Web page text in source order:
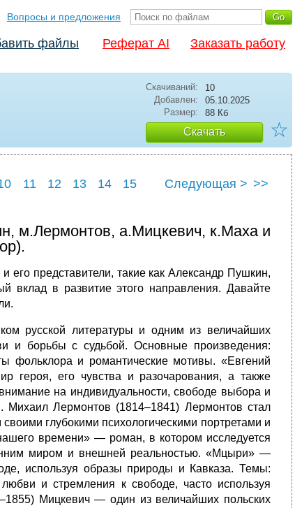
Вопросы и предложения
файлы Реферат AI Заказать работу
Скачиваний:
10
Добавлен:
05.10.2025
Размер:
88 Кб
Скачать ☆
11 12 13 14
15
Следующая > >>
м.Лермонтов, а.Мицкевич, к.Маха и
его представители, такие как Александр Пушкин,
в развитие этого направления. Давайте
русской литературы и одним из величайших
и борьбы с судьбой. Основные произведения:
фольклора и романтические мотивы. «Евгений
героя, его чувства и разочарования, а также
на индивидуальности, свободе выбора и
Лермонтов (1814–1841) Лермонтов стал
глубокими психологическими портретами и
времени» — роман, в котором исследуется
миром и внешней реальностью. «Мцыри» —
используя образы природы и Кавказа. Темы:
и стремления к свободе, часто используя
Мицкевич — один из величайших польских